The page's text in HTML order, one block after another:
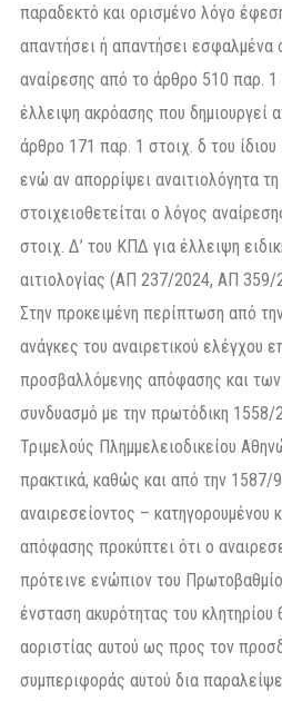
παραδεκτό και ορισμένο λόγο
απαντήσει ή απαντήσει εσφαλμένα
αναίρεσης από το άρθρο 510 παρ. 1
έλλειψη ακρόασης που δημιουργεί
άρθρο 171 παρ. 1 στοιχ. δ του
ενώ αν απορρίψει αναιτιολόγητα
στοιχειοθετείται ο λόγος
στοιχ. Δ’ του ΚΠΔ για έλλειψη
αιτιολογίας (ΑΠ 237/2024, ΑΠ 359/
Στην προκειμένη περίπτωση από
ανάγκες του αναιρετικού ελέγχου
προσβαλλόμενης απόφασης και
συνδυασμό με την πρωτόδικη 1558/
Τριμελούς Πλημμελειοδικείου
πρακτικά, καθώς και από την 1587/
αναιρεσείοντος – κατηγορουμένου
απόφασης προκύπτει ότι ο
πρότεινε ενώπιον του
ένσταση ακυρότητας του
αοριστίας αυτού ως προς τον
συμπεριφοράς αυτού δια